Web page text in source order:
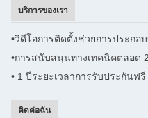
บริการของเรา
•วิดีโอการติดตั้งช่วยการประกอ
•การสนับสนุนทางเทคนิคตลอด
• 1 ปีระยะเวลาการรับประกันฟรี
ติดต่อฉัน